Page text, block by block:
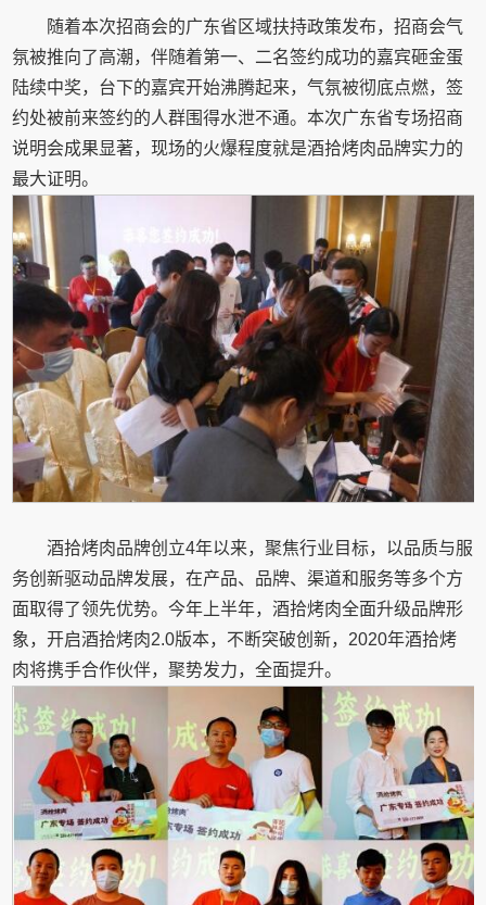
随着本次招商会的广东省区域扶持政策发布，招商会气
氛被推向了高潮，伴随着第一、二名签约成功的嘉宾砸金蛋
陆续中奖，台下的嘉宾开始沸腾起来，气氛被彻底点燃，签
约处被前来签约的人群围得水泄不通。本次广东省专场招商
说明会成果显著，现场的火爆程度就是酒拾烤肉品牌实力的
最大证明。
酒拾烤肉品牌创立4年以来，聚焦行业目标，以品质与服
务创新驱动品牌发展，在产品、品牌、渠道和服务等多个方
面取得了领先优势。今年上半年，酒拾烤肉全面升级品牌形
象，开启酒拾烤肉2.0版本，不断突破创新，2020年酒拾烤
肉将携手合作伙伴，聚势发力，全面提升。